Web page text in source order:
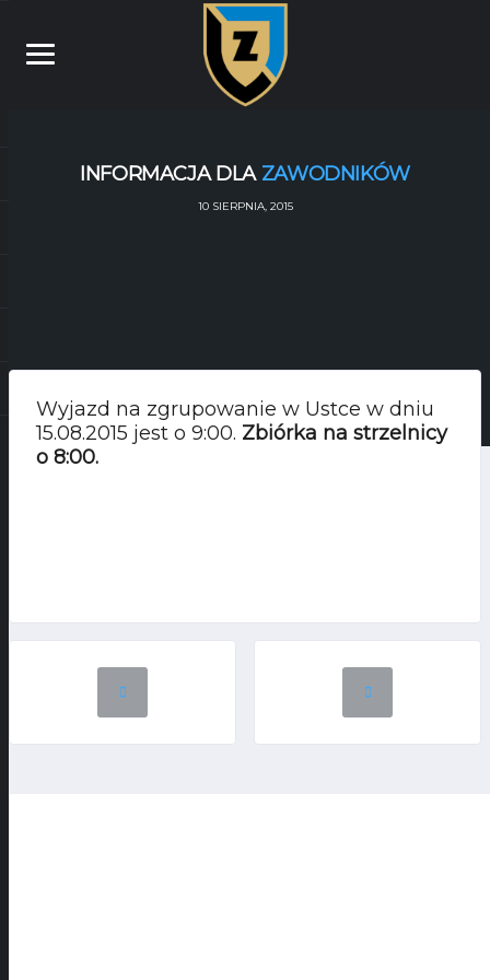
INFORMACJA DLA ZAWODNIKÓW
10 SIERPNIA, 2015
Wyjazd na zgrupowanie w Ustce w dniu
15.08.2015 jest o 9:00. Zbiórka na strzelnicy
o 8:00.